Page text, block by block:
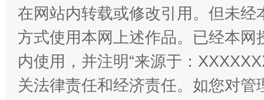
站台名比不上好声名
在网站内转载或修改引用。但未
方式使用本网上述作品。已经本
内使用，并注明“来源于：
关法律责任和经济责任。如您对